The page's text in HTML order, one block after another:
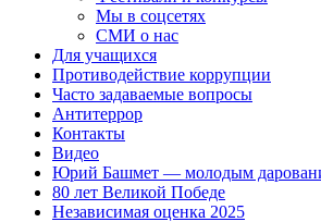
Мы в соцсетях
СМИ о нас
Для учащихся
Противодействие коррупции
Часто задаваемые вопросы
Антитеррор
Контакты
Видео
Юрий Башмет — молодым
80 лет Великой Победе
Независимая оценка 2025